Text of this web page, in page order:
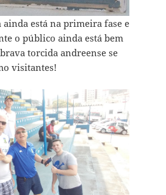
ainda está na primeira fase e
o público ainda está bem
torcida andreense se
visitantes!